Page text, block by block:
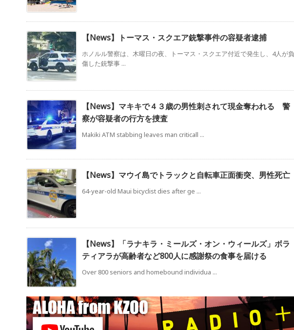
【News】トーマス・スクエア銃撃事件の容疑者逮捕
ホノルル警察は、木曜日の夜、トーマス・スクエア付近で発生し、4人が負
傷した銃撃事 ...
【News】マキキで４３歳の男性刺されて現金奪われる 警
察が容疑者の行方を捜査
Makiki ATM stabbing leaves man criticall ...
【News】マウイ島でトラックと自転車正面衝突、男性死亡
64-year-old Maui bicyclist dies after ge ...
【News】「ラナキラ・ミールズ・オン・ウィールズ」ボラ
ティアラが高齢者など800人に感謝祭の食事を届ける
Over 800 seniors and homebound individua ...